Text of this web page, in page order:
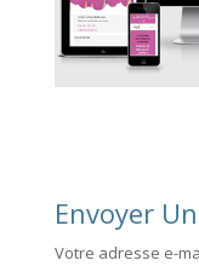
Envoyer
Votre adresse e-